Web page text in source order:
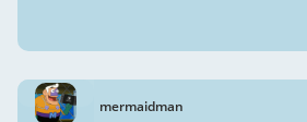
mermaidman